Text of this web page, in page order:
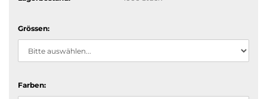
Grössen:
Farben: